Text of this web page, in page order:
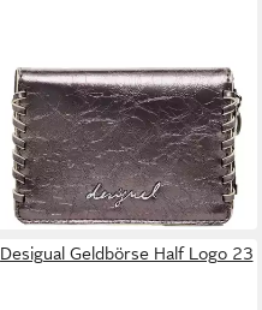
DESIGUAL
Geldbörse Capsule Tiny
Greta Medium Wallet
ab 29,09 € UVP55,95 €
-48%
in 2-3 Werktagen bei dir
Desigual Geldbörse Half Logo 23